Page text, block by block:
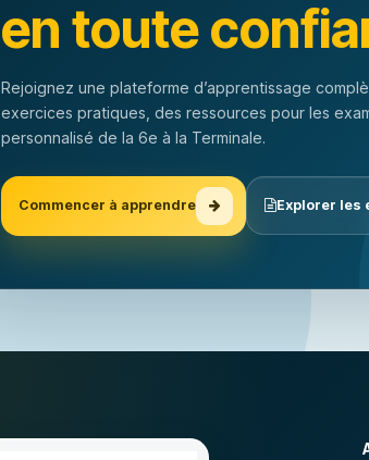
en toute
Rejoignez une plateforme d’apprentissage
exercices pratiques, des ressources pour les
personnalisé de la 6e à la Terminale.
Commencer à apprendre Explorer les